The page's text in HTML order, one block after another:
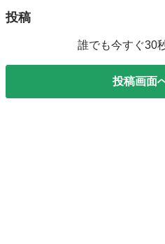
投稿
誰でも今すぐ30
投稿画面